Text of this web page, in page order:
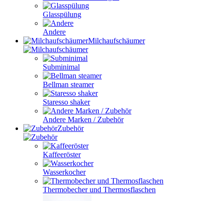
Glasspülung
Andere
Milchaufschäumer
Subminimal
Bellman steamer
Staresso shaker
Andere Marken / Zubehör
Zubehör
Kaffeeröster
Wasserkocher
Thermobecher und Thermosflaschen